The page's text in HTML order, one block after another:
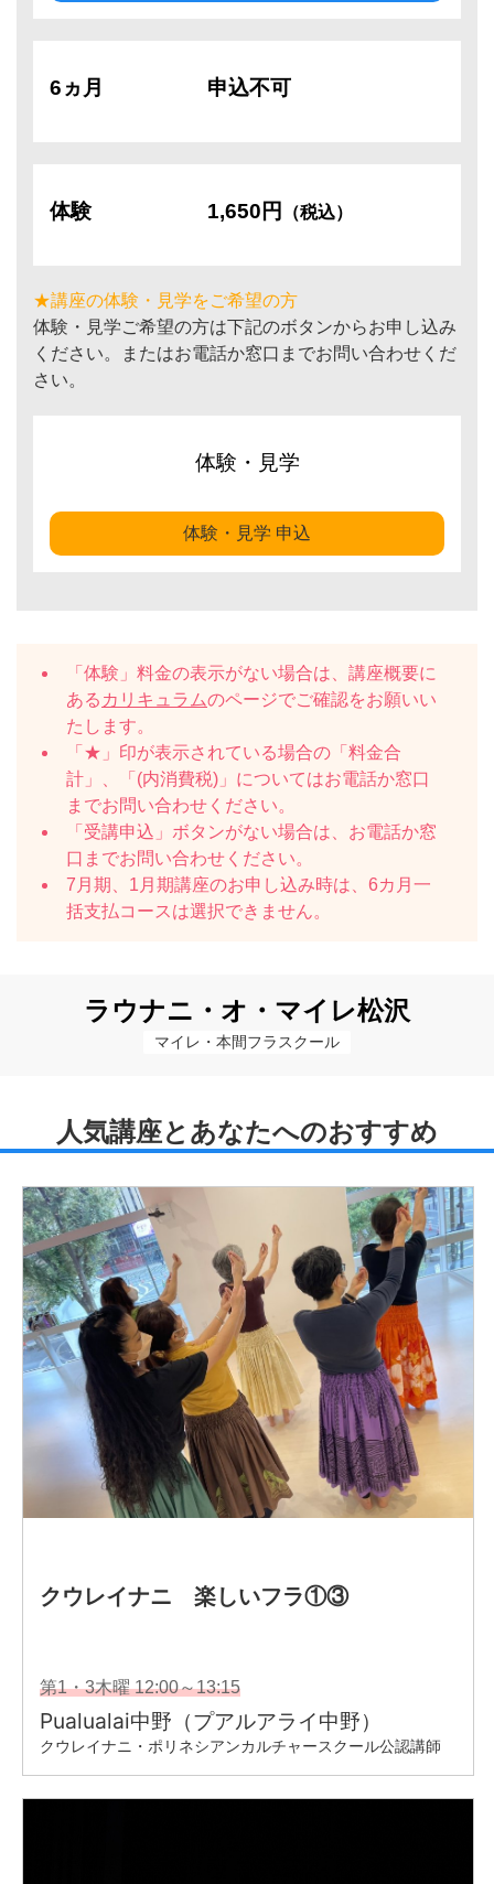
6ヵ月 申込不可
体験 1,650円 （税込）
★講座の体験・見学をご希望の方
体験・見学ご希望の方は下記のボタンからお申し込み
ください。またはお電話か窓口までお問い合わせくだ
さい。
体験・見学
体験・見学 申込
「体験」料金の表示がない場合は、講座概要に
ある カリキュラムのページでご確認をお願いい
たします。
「★」印が表示されている場合の「料金合
計」、「(内消費税)」についてはお電話か窓口
までお問い合わせください。
「受講申込」ボタンがない場合は、お電話か窓
口までお問い合わせください。
7月期、1月期講座のお申し込み時は、6カ月一
括支払コースは選択できません。
ラウナニ・オ・マイレ松沢
マイレ・本間フラスクール